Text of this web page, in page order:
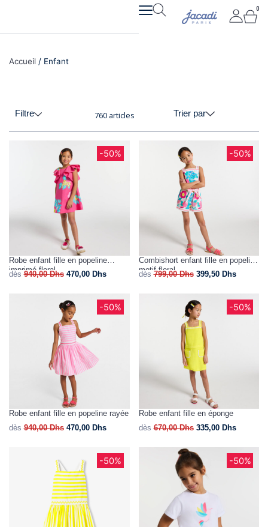
contenu
0
Accueil/ Enfant
Filtre 760 articles Trier par
-50%
Robe enfant fille en popeline
imprimé floral
dès 940,00Dhs 470,00 Dhs
-50%
Combishort enfant fille en popeline
motif floral
dès 799,00Dhs 399,50 Dhs
-50%
Robe enfant fille en popeline rayée
dès 940,00Dhs 470,00 Dhs
-50%
Robe enfant fille en éponge
dès 670,00Dhs 335,00 Dhs
-50% -50%
Page Page Page